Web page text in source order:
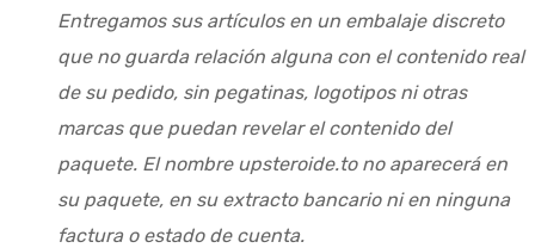
Entregamos sus artículos en un embalaje discreto
que no guarda relación alguna con el contenido real
de su pedido, sin pegatinas, logotipos ni otras
marcas que puedan revelar el contenido del
paquete. El nombre upsteroide.to no aparecerá en
su paquete, en su extracto bancario ni en ninguna
factura o estado de cuenta.